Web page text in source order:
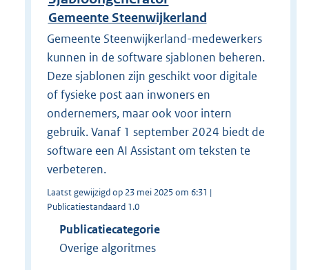
Gemeente Steenwijkerland
Gemeente Steenwijkerland-medewerkers
kunnen in de software sjablonen beheren.
Deze sjablonen zijn geschikt voor digitale
of fysieke post aan inwoners en
ondernemers, maar ook voor intern
gebruik. Vanaf 1 september 2024 biedt de
software een AI Assistant om teksten te
verbeteren.
Laatst gewijzigd op 23 mei 2025 om 6:31 |
Publicatiestandaard 1.0
Publicatiecategorie
Overige algoritmes